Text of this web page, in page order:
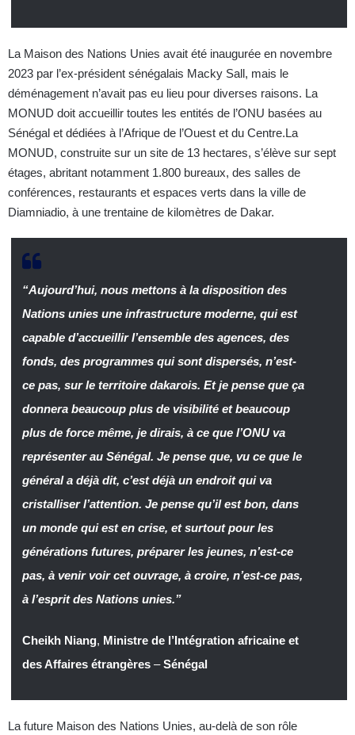
La Maison des Nations Unies avait été inaugurée en novembre
2023 par l’ex-président sénégalais Macky Sall, mais le
déménagement n’avait pas eu lieu pour diverses raisons. La
MONUD doit accueillir toutes les entités de l’ONU basées au
Sénégal et dédiées à l’Afrique de l’Ouest et du Centre.La
MONUD, construite sur un site de 13 hectares, s’élève sur sept
étages, abritant notamment 1.800 bureaux, des salles de
conférences, restaurants et espaces verts dans la ville de
Diamniadio, à une trentaine de kilomètres de Dakar.
“Aujourd’hui, nous mettons à la disposition des
Nations unies une infrastructure moderne, qui est
capable d’accueillir l’ensemble des agences, des
fonds, des programmes qui sont dispersés, n’est-
ce pas, sur le territoire dakarois. Et je pense que ça
donnera beaucoup plus de visibilité et beaucoup
plus de force même, je dirais, à ce que l’ONU va
représenter au Sénégal. Je pense que, vu ce que le
général a déjà dit, c’est déjà un endroit qui va
cristalliser l’attention. Je pense qu’il est bon, dans
un monde qui est en crise, et surtout pour les
générations futures, préparer les jeunes, n’est-ce
pas, à venir voir cet ouvrage, à croire, n’est-ce pas,
à l’esprit des Nations unies.”
Cheikh Niang, Ministre de l’Intégration africaine et
des Affaires étrangères–Sénégal
La future Maison des Nations Unies, au-delà de son rôle